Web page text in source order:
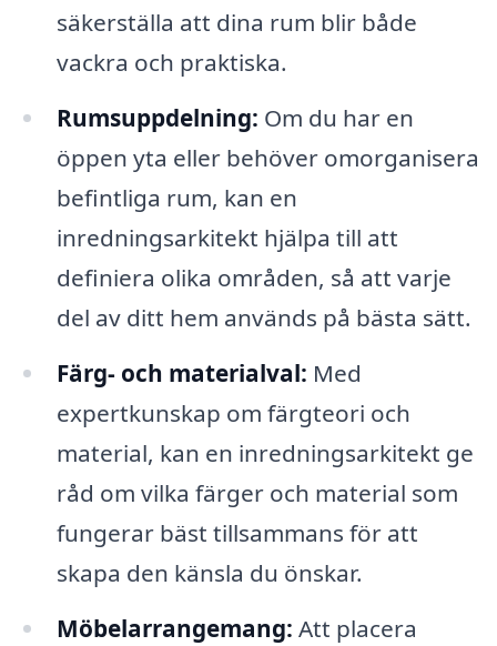
säkerställa att dina rum blir både
vackra och praktiska.
Rumsuppdelning: Om du har en
öppen yta eller behöver omorganisera
befintliga rum, kan en
inredningsarkitekt hjälpa till att
definiera olika områden, så att varje
del av ditt hem används på bästa sätt.
Färg- och materialval: Med
expertkunskap om färgteori och
material, kan en inredningsarkitekt ge
råd om vilka färger och material som
fungerar bäst tillsammans för att
skapa den känsla du önskar.
Möbelarrangemang: Att placera